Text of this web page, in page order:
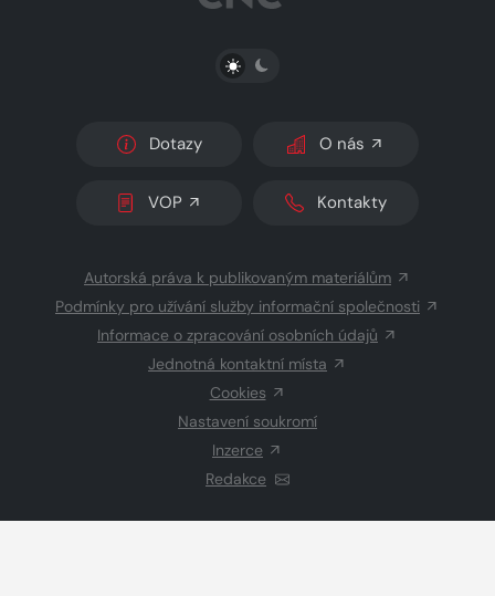
PŘEPNOUT SVĚTLÝ/TMAVÝ REŽIM
Dotazy O nás
VOP Kontakty
Autorská práva k publikovaným materiálům
Podmínky pro užívání služby informační společnosti
Informace o zpracování osobních údajů
Jednotná kontaktní místa
Cookies
Nastavení soukromí
Inzerce
Redakce